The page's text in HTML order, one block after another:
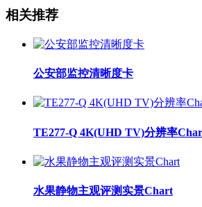
相关推荐
公安部监控清晰度卡
TE277-Q 4K(UHD TV)分辨率
水果静物主观评测实景Chart